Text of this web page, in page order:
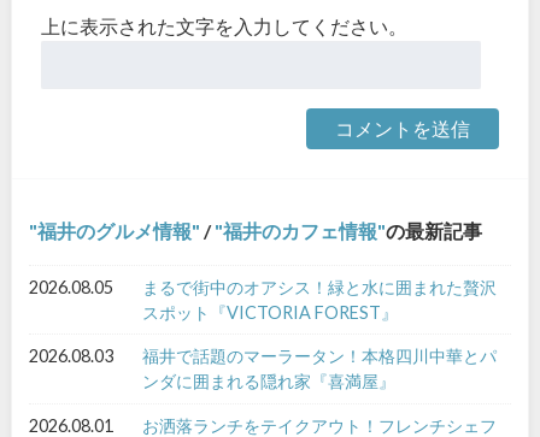
上に表示された文字を入力してください。
福井のグルメ情報 / 福井のカフェ情報 の最新記事
2026.08.05
まるで街中のオアシス！緑と水に囲まれた贅沢
スポット『VICTORIA FOREST』
2026.08.03
福井で話題のマーラータン！本格四川中華とパ
ンダに囲まれる隠れ家『喜満屋』
2026.08.01
お洒落ランチをテイクアウト！フレンチシェフ